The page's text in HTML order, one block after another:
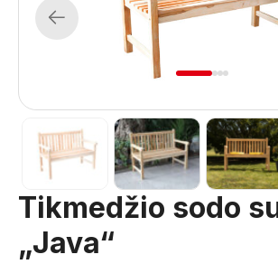
Previous
1 234
Tikmedžio sodo
„Java“